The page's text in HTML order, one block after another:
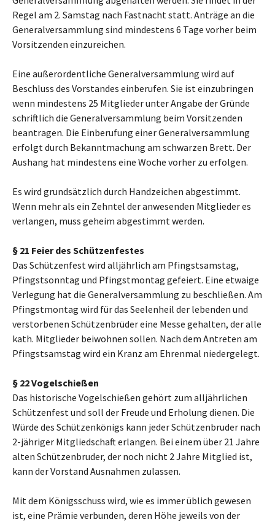
Regel am 2. Samstag nach Fastnacht statt. Anträge an die
Generalversammlung sind mindestens 6 Tage vorher beim
Vorsitzenden einzureichen.
Eine außerordentliche Generalversammlung wird auf
Beschluss des Vorstandes einberufen. Sie ist einzubringen
wenn mindestens 25 Mitglieder unter Angabe der Gründe
schriftlich die Generalversammlung beim Vorsitzenden
beantragen. Die Einberufung einer Generalversammlung
erfolgt durch Bekanntmachung am schwarzen Brett. Der
Aushang hat mindestens eine Woche vorher zu erfolgen.
Es wird grundsätzlich durch Handzeichen abgestimmt.
Wenn mehr als ein Zehntel der anwesenden Mitglieder es
verlangen, muss geheim abgestimmt werden.
§ 21 Feier des Schützenfestes
Das Schützenfest wird alljährlich am Pfingstsamstag,
Pfingstsonntag und Pfingstmontag gefeiert. Eine etwaige
Verlegung hat die Generalversammlung zu beschließen. Am
Pfingstmontag wird für das Seelenheil der lebenden und
verstorbenen Schützenbrüder eine Messe gehalten, der alle
kath. Mitglieder beiwohnen sollen. Nach dem Antreten am
Pfingstsamstag wird ein Kranz am Ehrenmal niedergelegt.
§ 22 Vogelschießen
Das historische Vogelschießen gehört zum alljährlichen
Schützenfest und soll der Freude und Erholung dienen. Die
Würde des Schützenkönigs kann jeder Schützenbruder nach
2-jähriger Mitgliedschaft erlangen. Bei einem über 21 Jahre
alten Schützenbruder, der noch nicht 2 Jahre Mitglied ist,
kann der Vorstand Ausnahmen zulassen.
Mit dem Königsschuss wird, wie es immer üblich gewesen
ist, eine Prämie verbunden, deren Höhe jeweils von der